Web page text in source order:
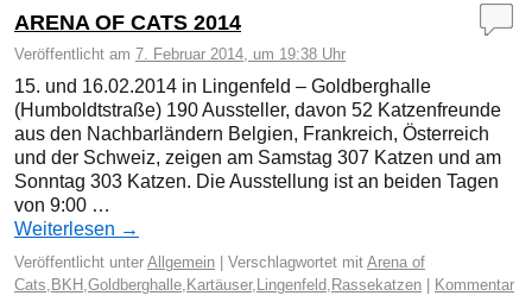
ARENA OF CATS 2014
Veröffentlicht am 7. Februar 2014, um 19:38 Uhr
15. und 16.02.2014 in Lingenfeld – Goldberghalle
(Humboldtstraße) 190 Aussteller, davon 52 Katzenfreunde
aus den Nachbarländern Belgien, Frankreich, Österreich
und der Schweiz, zeigen am Samstag 307 Katzen und am
Sonntag 303 Katzen. Die Ausstellung ist an beiden Tagen
von 9:00 …
Weiterlesen →
Veröffentlicht unter Allgemein Verschlagwortet mit Arena of
Cats, BKH ,Goldberghalle, Kartäuser, Lingenfeld, Rassekatzen Kommentar